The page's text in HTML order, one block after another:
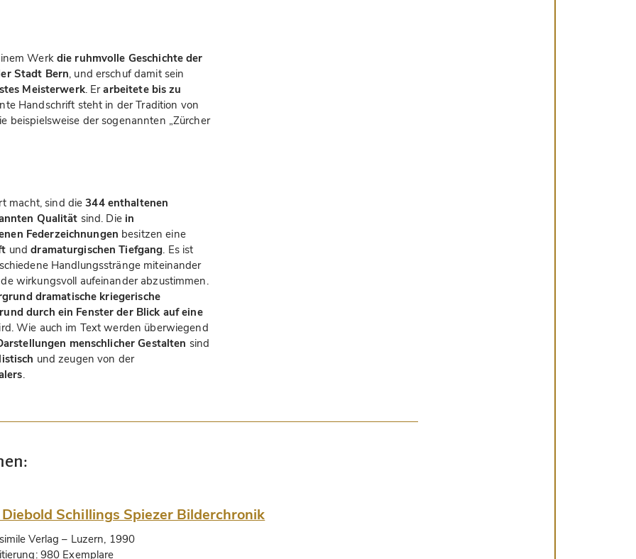
Werk die ruhmvolle Geschichte der
Stadt Bern, und erschuf damit sein
Meisterwerk. Erarbeitete bis zu
Handschrift steht in der Tradition von
beispielsweise der sogenannten „Zürcher
macht, sind die344 enthaltenen
Qualität sind. Diein
Federzeichnungen besitzen eine
unddramaturgischen Tiefgang. Es ist
Handlungsstränge miteinander
wirkungsvoll aufeinander abzustimmen.
dramatische kriegerische
durch ein Fenster der Blick auf eine
Wie auch im Text werden überwiegend
menschlicher Gestalten sind
und zeugen von der
.
Schillings Spiezer Bilderchronik
Verlag – Luzern, 1990
980 Exemplare